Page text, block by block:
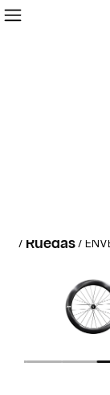
/ Ruedas /